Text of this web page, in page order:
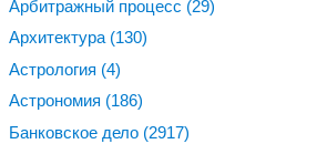
Арбитражный процесс (29)
Архитектура (130)
Астрология (4)
Астрономия (186)
Банковское дело (2917)